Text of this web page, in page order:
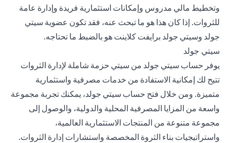
وتخطيط مالي مدروس وإمكانات استثمارية فريدة وإدارة عامة
للثروات. إذا كان هذا هو ما تبحث عنه، فقد تكون عضوية سيتي
جولد وسيتي جولد برايفت كلاينت هو بالضبط ما تحتاجه.
سيتي جولد
يوفر حساب سيتي جولد من سيتي حزمة شاملة لإدارة الثروات
تتيح لك إمكانية الاستفادة من خدمات مصرفية واستثمارية
متميزة. ومن خلال فتح حساب سيتي جولد، يمكنك تجربة مجموعة
واسعة من المزايا المصرفية المحلية والدولية، والوصول إلى
مجموعة متنوعة من المنتجات الاستثمارية العالمية،
واستراتيجيات بناء الثروة المخصصة واستشارات إدارة الثروات.